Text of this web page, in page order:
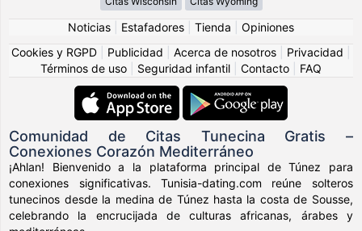
Noticias Estafadores Tienda
Opiniones
Cookies y RGPD
Publicidad Acerca de nosotros Privacidad
Términos de uso
Seguridad infantil Contacto FAQ
Comunidad de Citas Tunecina Gratis –
Conexiones Corazón Mediterráneo
¡Ahlan! Bienvenido a la plataforma principal de Túnez para
conexiones significativas. Tunisia-dating.com reúne solteros
tunecinos desde la medina de Túnez hasta la costa de Sousse,
celebrando la encrucijada de culturas africanas, árabes y